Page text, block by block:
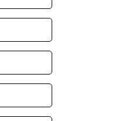
đảm bảo hình ảnh sắc
bỏ hiện tượng xé hình,
độ cao.